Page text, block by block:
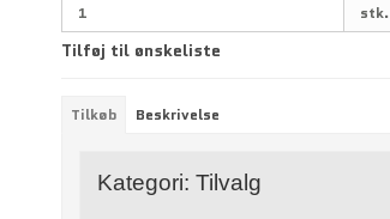
stk.
Tilføj til ønskeliste
Tilkøb Beskrivelse
Kategori: Tilvalg